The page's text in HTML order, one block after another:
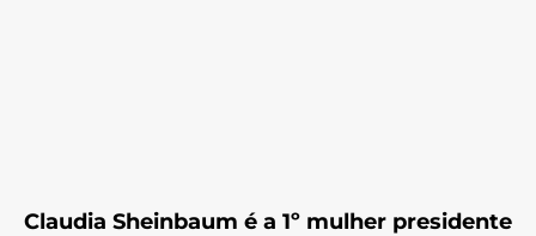
Claudia Sheinbaum é a 1º mulher presidente